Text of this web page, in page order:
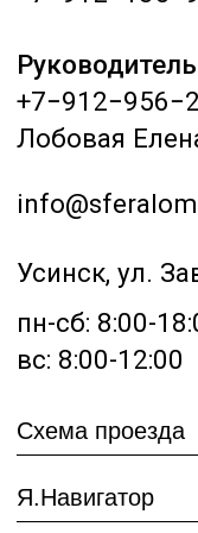
Подробнее
Техника